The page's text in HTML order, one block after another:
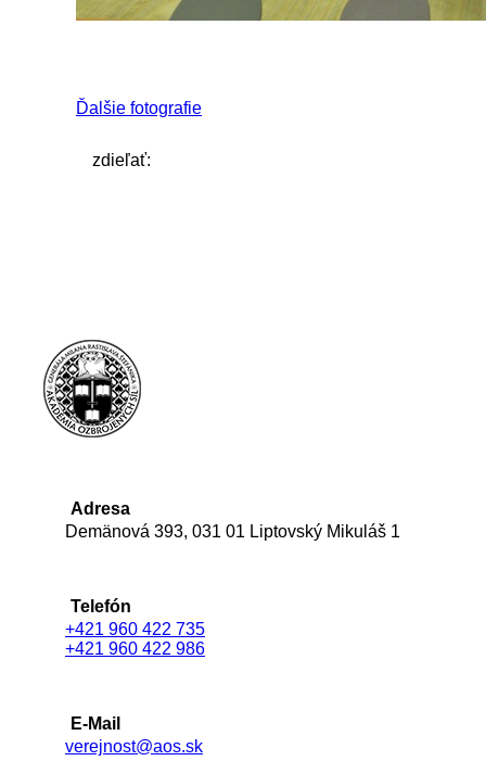
Ďalšie fotografie
zdieľať:
Adresa
Demänová 393, 031 01 Liptovský Mikuláš 1
Telefón
+421 960 422 735
+421 960 422 986
E-Mail
verejnost@aos.sk